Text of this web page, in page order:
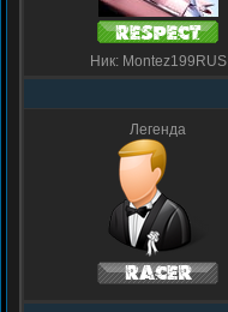
Ник: Montez199RUS
Легенда